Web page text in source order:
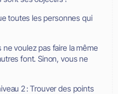
toutes les personnes qui
ne voulez pas faire la même
font. Sinon, vous ne
2 : Trouver des points